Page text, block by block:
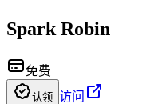
Spark Robin
免费
认领 访问